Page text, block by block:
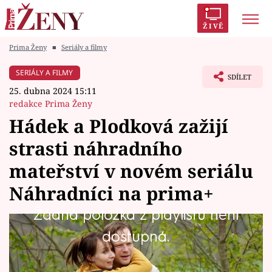
ŽIVĚ
Módní alarm
Témata
Celebrity
Vztahy
Seriály
Prima Ženy ■ Seriály a filmy
SERIÁLY A FILMY
25. dubna 2024 15:11
redakce Prima Ženy
SDÍLET
Hádek a Plodková zažijí
strasti náhradního
mateřství v novém seriálu
Náhradníci na prima+
Žádná položka z playlistu není
dostupná.
Televize Prima představuje osmidílný seriál s
názvem Náhradníci. V hlavních rolích se
divákům na videoplatformě prima+ představí